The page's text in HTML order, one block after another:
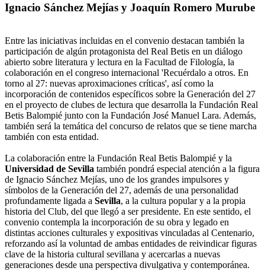
Ignacio Sánchez Mejías y Joaquín Romero Murube
Entre las iniciativas incluidas en el convenio destacan también la
participación de algún protagonista del Real Betis en un diálogo
abierto sobre literatura y lectura en la Facultad de Filología, la
colaboración en el congreso internacional 'Recuérdalo a otros. En
torno al 27: nuevas aproximaciones críticas', así como la
incorporación de contenidos específicos sobre la Generación del 27
en el proyecto de clubes de lectura que desarrolla la Fundación Real
Betis Balompié junto con la Fundación José Manuel Lara. Además,
también será la temática del concurso de relatos que se tiene marcha
también con esta entidad.
La colaboración entre la Fundación Real Betis Balompié y la
Universidad de Sevilla también pondrá especial atención a la figura
de Ignacio Sánchez Mejías, uno de los grandes impulsores y
símbolos de la Generación del 27, además de una personalidad
profundamente ligada a Sevilla, a la cultura popular y a la propia
historia del Club, del que llegó a ser presidente. En este sentido, el
convenio contempla la incorporación de su obra y legado en
distintas acciones culturales y expositivas vinculadas al Centenario,
reforzando así la voluntad de ambas entidades de reivindicar figuras
clave de la historia cultural sevillana y acercarlas a nuevas
generaciones desde una perspectiva divulgativa y contemporánea.